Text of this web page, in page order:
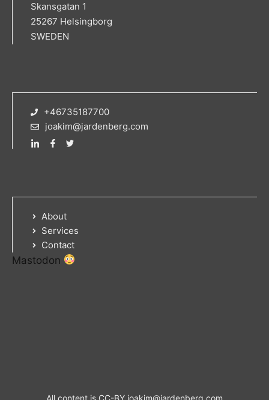
Skansgatan 1
25267 Helsingborg
SWEDEN
+46735187700
joakim@jardenberg.com
About
Services
Contact
Mastodon